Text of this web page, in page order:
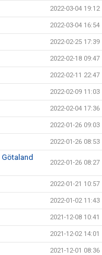
2022-03-04 19:12
2022-03-04 16:54
2022-02-25 17:39
2022-02-18 09:47
2022-02-11 22:47
2022-02-09 11:03
2022-02-04 17:36
2022-01-26 09:03
2022-01-26 08:53
2022-01-26 08:27
2022-01-21 10:57
2022-01-02 11:43
2021-12-08 10:41
2021-12-02 14:01
2021-12-01 08:36